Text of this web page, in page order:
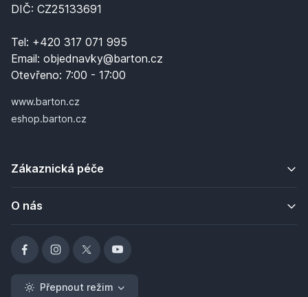
DIČ: CZ25133691
Tel: +420 317 071 995
Email: objednavky@barton.cz
Otevřeno: 7:00 - 17:00
www.barton.cz
eshop.barton.cz
Zákaznická péče
O nás
Přepnout režim